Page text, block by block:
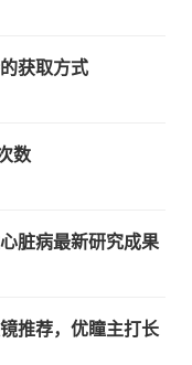
获取方式
数
脏病最新研究成果
推荐，优瞳主打长